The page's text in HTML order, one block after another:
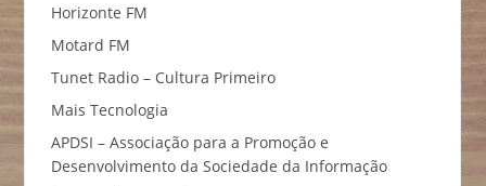
Horizonte FM
Motard FM
Tunet Radio – Cultura Primeiro
Mais Tecnologia
APDSI – Associação para a Promoção e
Desenvolvimento da Sociedade da Informação